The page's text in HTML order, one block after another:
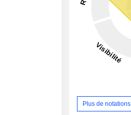
Plus de notations